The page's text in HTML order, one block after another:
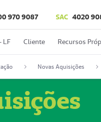
970 9087 SAC 4020
LF Cliente Recursos
Novas Aquisições